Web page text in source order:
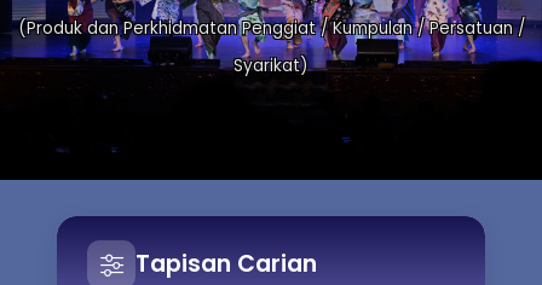
(Produk dan Perkhidmatan Penggiat / Kumpulan / Persatuan /
Syarikat)
Tapisan Carian